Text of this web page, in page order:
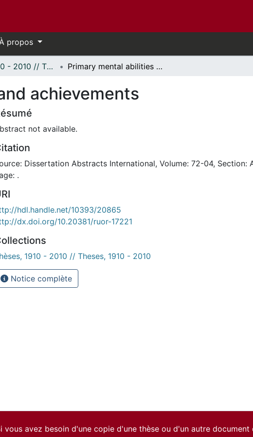
propos
Thèses, 1910 - 2010 // Theses, 1910 - 2010 Primary mental abilities and achievements
achievements
not available.
Dissertation Abstracts International, Volume: 72-04, Section:
.
hdl.handle.net/10393/20865
dx.doi.org/10.20381/ruor-17221
1910 - 2010 // Theses, 1910 - 2010
Notice complète
vous avez besoin d'une copie d'une thèse ou d'un autre document